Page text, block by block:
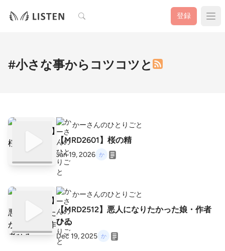
検索 登録
#小さな事からコツコツと
かーさんのひとりごと
【MRD2601】桜の精
Jan 19, 2026
かーさんのひとりごと
【MRD2512】悪人になりたかった娘・作者
ひゐ
Dec 19, 2025